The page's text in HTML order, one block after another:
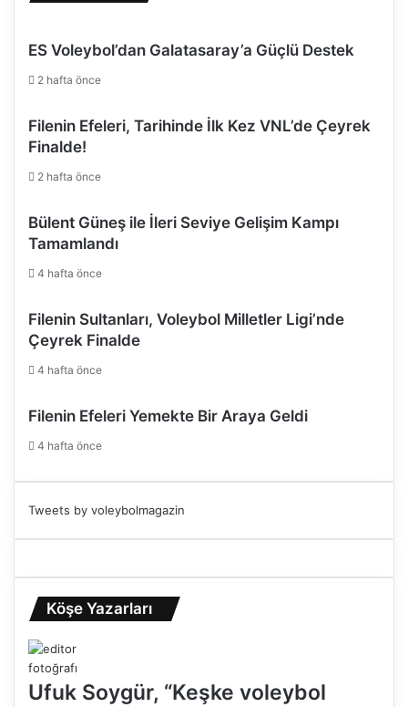
ES Voleybol’dan Galatasaray’a Güçlü Destek
2 hafta önce
Filenin Efeleri, Tarihinde İlk Kez VNL’de Çeyrek
Finalde!
2 hafta önce
Bülent Güneş ile İleri Seviye Gelişim Kampı
Tamamlandı
4 hafta önce
Filenin Sultanları, Voleybol Milletler Ligi’nde
Çeyrek Finalde
4 hafta önce
Filenin Efeleri Yemekte Bir Araya Geldi
4 hafta önce
Tweets by voleybolmagazin
Köşe Yazarları
Ufuk Soygür, “Keşke voleybol